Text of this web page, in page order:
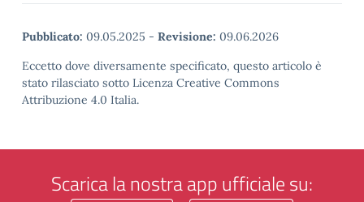
Pubblicato: 09.05.2025 - Revisione: 09.06.2026
Eccetto dove diversamente specificato, questo articolo è
stato rilasciato sotto Licenza Creative Commons
Attribuzione 4.0 Italia.
Scarica la nostra app ufficiale su: